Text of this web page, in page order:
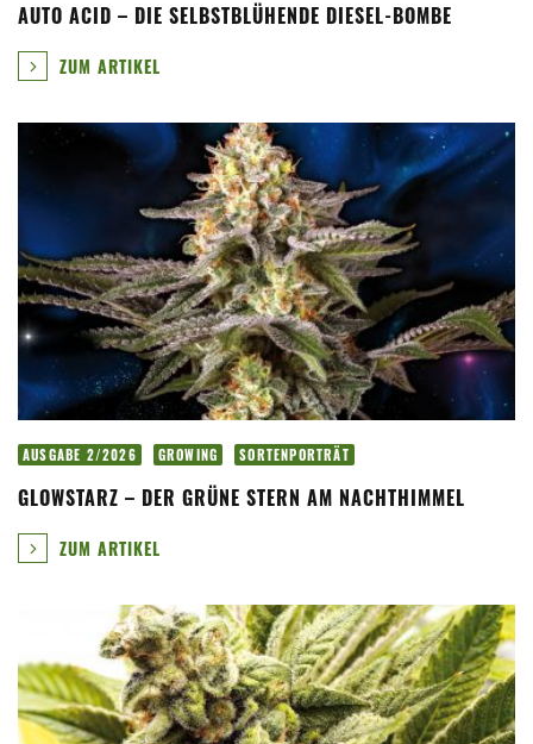
AUTO ACID – DIE SELBSTBLÜHENDE DIESEL-BOMBE
ZUM ARTIKEL
AUSGABE 2/2026 GROWING SORTENPORTRÄT
GLOWSTARZ – DER GRÜNE STERN AM NACHTHIMMEL
ZUM ARTIKEL